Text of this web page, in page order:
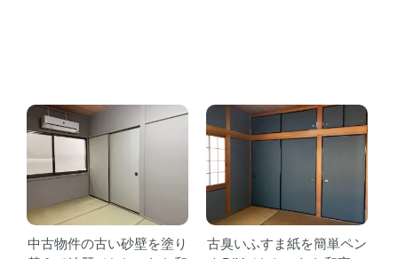
中古物件の古い砂壁を塗り
古臭いふすま紙を簡単ペン